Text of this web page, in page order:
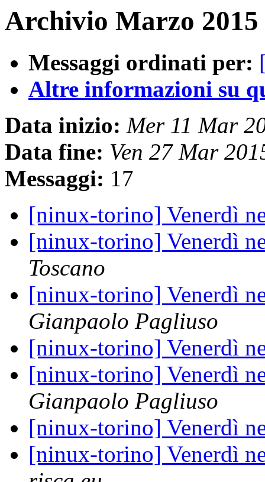
Archivio Marzo
Messaggi ordinati per:
Altre informazioni su
Data inizio: Mer 11 Mar
Data fine: Ven 27 Mar
Messaggi: 17
[ninux-torino] Venerdì
[ninux-torino] Venerdì
Toscano
[ninux-torino] Venerdì
Gianpaolo Pagliuso
[ninux-torino] Venerdì
[ninux-torino] Venerdì
Gianpaolo Pagliuso
[ninux-torino] Venerdì
[ninux-torino] Venerdì